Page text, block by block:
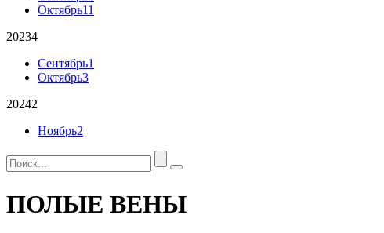
Октябрь11
20234
Сентябрь1
Октябрь3
20242
Ноябрь2
ПОЛЫЕ ВЕНЫ